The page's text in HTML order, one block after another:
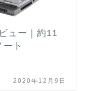
ュー｜約11
ト
2020年12月9日